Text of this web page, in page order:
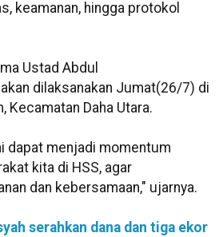
keamanan, hingga protokol
Ustad Abdul
dilaksanakan Jumat(26/7) di
Kecamatan Daha Utara.
dapat menjadi momentum
kita di HSS, agar
dan kebersamaan," ujarnya.
serahkan dana dan tiga ekor